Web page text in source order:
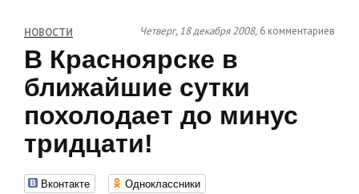
НОВОСТИ Четверг, 18 декабря 2008, 6 комментариев
В Красноярске в
ближайшие сутки
похолодает до минус
тридцати!
Вконтакте Одноклассники